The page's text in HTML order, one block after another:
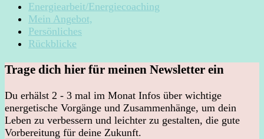
Energiearbeit/Energiecoaching
Mein Angebot,
Persönliches
Rückblicke
Trage dich hier für meinen Newsletter ein
Du erhälst 2 - 3 mal im Monat Infos über wichtige
energetische Vorgänge und Zusammenhänge, um dein
Leben zu verbessern und leichter zu gestalten, die gute
Vorbereitung für deine Zukunft.